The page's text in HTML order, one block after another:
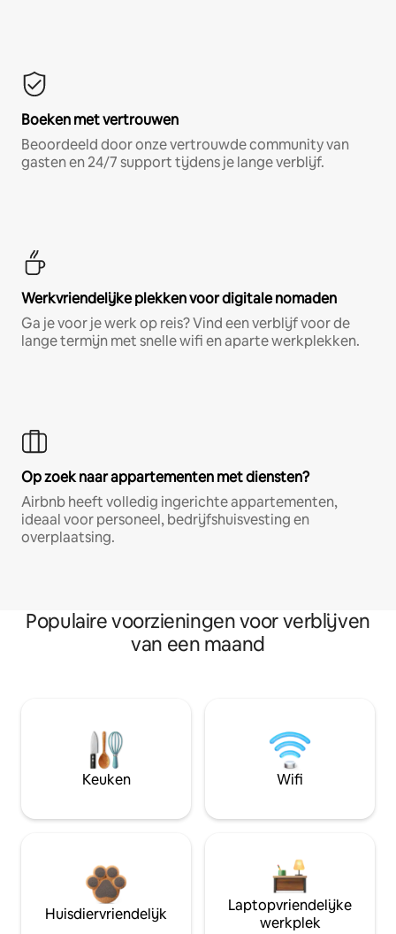
Boeken met vertrouwen
Beoordeeld door onze vertrouwde community van
gasten en 24/7 support tijdens je lange verblijf.
Werkvriendelijke plekken voor digitale nomaden
Ga je voor je werk op reis? Vind een verblijf voor de
lange termijn met snelle wifi en aparte werkplekken.
Op zoek naar appartementen met diensten?
Airbnb heeft volledig ingerichte appartementen,
ideaal voor personeel, bedrijfshuisvesting en
overplaatsing.
Populaire voorzieningen voor verblijven
van een maand
Keuken Wifi
Huisdiervriendelijk
Laptopvriendelijke
werkplek